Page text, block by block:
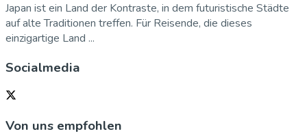
Japan ist ein Land der Kontraste, in dem futuristische Städte
auf alte Traditionen treffen. Für Reisende, die dieses
einzigartige Land ...
Socialmedia
Von uns empfohlen